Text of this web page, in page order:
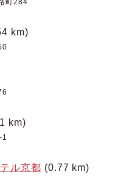
km)
km)
ル京都 (0.77 km)